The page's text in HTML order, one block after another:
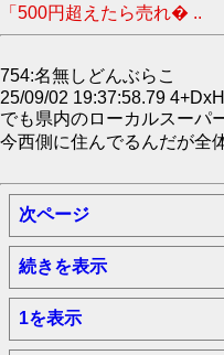
「500円超えたら売れ� ..
754:名無しどんぶらこ
25/09/02 19:37:58.79
でも県内のローカルスーパ
今西側に住んでるんだが全
次ページ
続きを表示
1を表示